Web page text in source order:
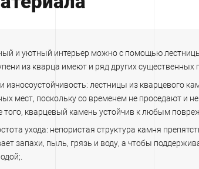
и уютный интерьер можно с помощью
из кварца имеют и ряд других существенных
износоустойчивость: лестницы из кварцевого
мест, поскольку со временем не проседают и
того, кварцевый камень устойчив к любым
ухода: непористая структура камня
запахи, пыль, грязь и воду, а чтобы